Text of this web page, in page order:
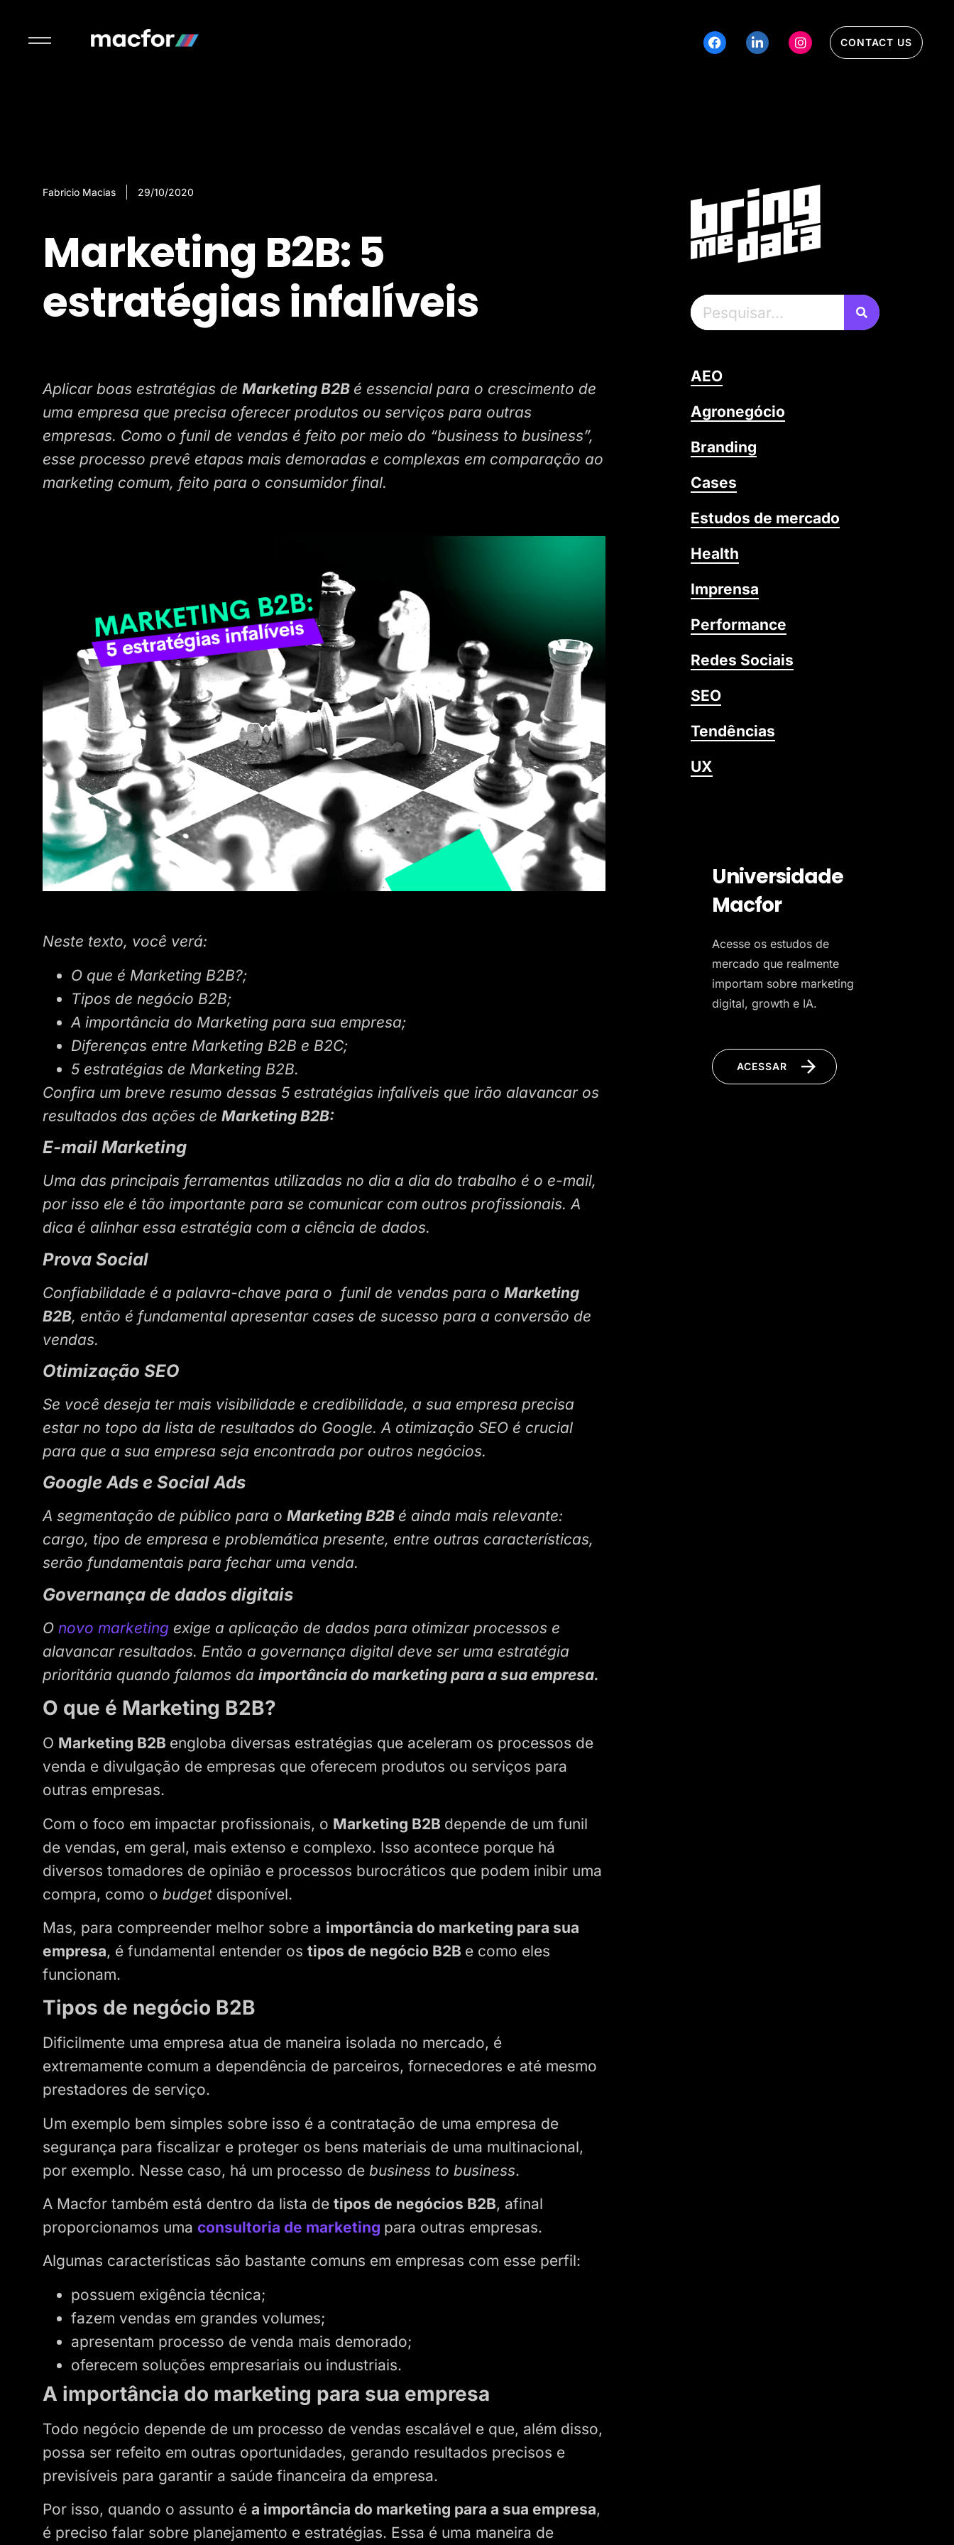
CONTACT US
Fabricio Macias 29/10/2020
Marketing B2B: 5
estratégias infalíveis
Aplicar boas estratégias de Marketing B2B é essencial para o crescimento de
uma empresa que precisa oferecer produtos ou serviços para outras
empresas. Como o funil de vendas é feito por meio do “business to business”,
esse processo prevê etapas mais demoradas e complexas em comparação ao
marketing comum, feito para o consumidor final.
Neste texto, você verá:
O que é Marketing B2B?;
Tipos de negócio B2B;
A importância do Marketing para sua empresa;
Diferenças entre Marketing B2B e B2C;
5 estratégias de Marketing B2B.
Confira um breve resumo dessas 5 estratégias infalíveis que irão alavancar os
resultados das ações de Marketing B2B:
E-mail Marketing
Uma das principais ferramentas utilizadas no dia a dia do trabalho é o e-mail,
por isso ele é tão importante para se comunicar com outros profissionais. A
dica é alinhar essa estratégia com a ciência de dados.
Prova Social
Confiabilidade é a palavra-chave para o funil de vendas para o Marketing
B2B, então é fundamental apresentar cases de sucesso para a conversão de
vendas.
Otimização SEO
Se você deseja ter mais visibilidade e credibilidade, a sua empresa precisa
estar no topo da lista de resultados do Google. A otimização SEO é crucial
para que a sua empresa seja encontrada por outros negócios.
Google Ads e Social Ads
A segmentação de público para o Marketing B2B é ainda mais relevante:
cargo, tipo de empresa e problemática presente, entre outras características,
serão fundamentais para fechar uma venda.
Governança de dados digitais
O novo marketing exige a aplicação de dados para otimizar processos e
alavancar resultados. Então a governança digital deve ser uma estratégia
prioritária quando falamos da importância do marketing para a sua empresa.
O que é Marketing B2B?
O Marketing B2B engloba diversas estratégias que aceleram os processos de
venda e divulgação de empresas que oferecem produtos ou serviços para
outras empresas.
Com o foco em impactar profissionais, o Marketing B2B depende de um funil
de vendas, em geral, mais extenso e complexo. Isso acontece porque há
diversos tomadores de opinião e processos burocráticos que podem inibir uma
compra, como o budget disponível.
Mas, para compreender melhor sobre a importância do marketing para sua
empresa, é fundamental entender os tipos de negócio B2B e como eles
funcionam.
Tipos de negócio B2B
Dificilmente uma empresa atua de maneira isolada no mercado, é
extremamente comum a dependência de parceiros, fornecedores e até mesmo
prestadores de serviço.
Um exemplo bem simples sobre isso é a contratação de uma empresa de
segurança para fiscalizar e proteger os bens materiais de uma multinacional,
por exemplo. Nesse caso, há um processo de business to business.
A Macfor também está dentro da lista de tipos de negócios B2B, afinal
proporcionamos uma consultoria de marketing para outras empresas.
Algumas características são bastante comuns em empresas com esse perfil:
possuem exigência técnica;
fazem vendas em grandes volumes;
apresentam processo de venda mais demorado;
oferecem soluções empresariais ou industriais.
A importância do marketing para sua empresa
Todo negócio depende de um processo de vendas escalável e que, além disso,
possa ser refeito em outras oportunidades, gerando resultados precisos e
previsíveis para garantir a saúde financeira da empresa.
Por isso, quando o assunto é a importância do marketing para a sua empresa,
é preciso falar sobre planejamento e estratégias. Essa é uma maneira de
AEO
Agronegócio
Branding
Cases
Estudos de mercado
Health
Imprensa
Performance
Redes Sociais
SEO
Tendências
UX
Universidade
Macfor
Acesse os estudos de
mercado que realmente
importam sobre marketing
digital, growth e IA.
ACESSAR